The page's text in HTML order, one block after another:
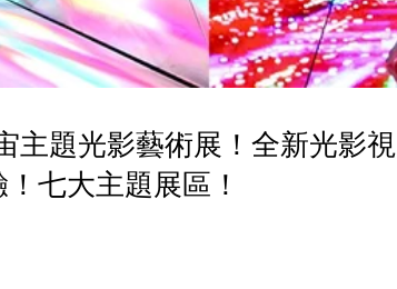
主題光影藝術展！全新光影視
七大主題展區！